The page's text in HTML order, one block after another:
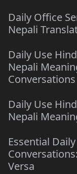
Daily Office
Nepali
Daily Use
Nepali
Conversations
Daily Use
Nepali
Essential
Versa